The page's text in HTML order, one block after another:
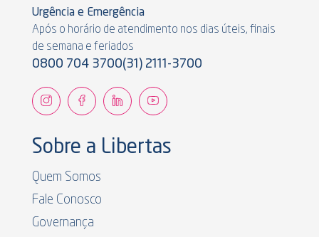
Urgência e Emergência
Após o horário de atendimento nos dias úteis, finais
de semana e feriados
0800 704 3700(31) 2111-3700
Sobre a Libertas
Quem Somos
Fale Conosco
Governança